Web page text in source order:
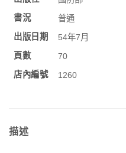
書況
普通
出版日期
54年7月
頁數
70
店內編號
1260
描述